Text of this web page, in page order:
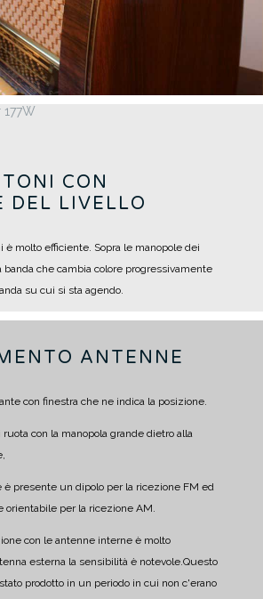
CON
DEL LIVELLO
è molto efficiente. Sopra le manopole dei
che cambia colore progressivamente
su cui si sta agendo.
ANTENNE
con finestra che ne indica la posizione.
con la manopola grande dietro alla
presente un dipolo per la ricezione FM ed
orientabile per la ricezione AM.
con le antenne interne è molto
esterna la sensibilità è notevole.Questo
prodotto in un periodo in cui non c'erano